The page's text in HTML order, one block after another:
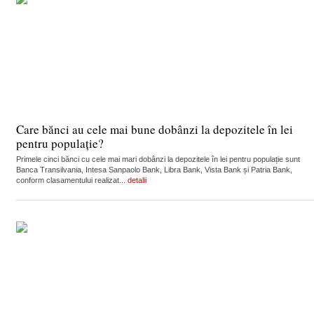
Care bănci au cele mai bune dobânzi la depozitele în lei
pentru populație?
Primele cinci bănci cu cele mai mari dobânzi la depozitele în lei pentru populație sunt
Banca Transilvania, Intesa Sanpaolo Bank, Libra Bank, Vista Bank și Patria Bank,
conform clasamentului realizat... detalii